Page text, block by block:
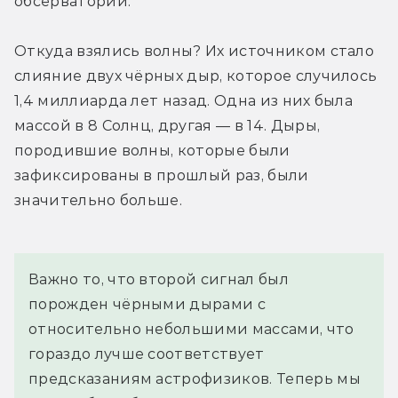
Откуда взялись волны? Их источником стало
слияние двух чёрных дыр, которое случилось
1,4 миллиарда лет назад. Одна из них была
массой в 8 Солнц, другая — в 14. Дыры,
породившие волны, которые были
зафиксированы в прошлый раз, были
значительно больше.
Важно то, что второй сигнал был
порожден чёрными дырами с
относительно небольшими массами, что
гораздо лучше соответствует
предсказаниям астрофизиков. Теперь мы